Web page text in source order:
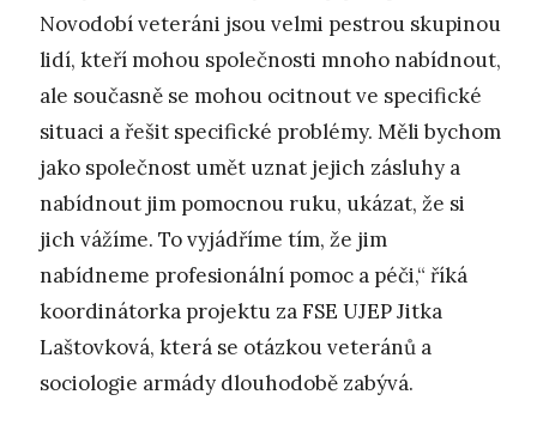
Novodobí veteráni jsou velmi pestrou skupinou
lidí, kteří mohou společnosti mnoho nabídnout,
ale současně se mohou ocitnout ve specifické
situaci a řešit specifické problémy. Měli bychom
jako společnost umět uznat jejich zásluhy a
nabídnout jim pomocnou ruku, ukázat, že si
jich vážíme. To vyjádříme tím, že jim
nabídneme profesionální pomoc a péči,“ říká
koordinátorka projektu za FSE UJEP Jitka
Laštovková, která se otázkou veteránů a
sociologie armády dlouhodobě zabývá.